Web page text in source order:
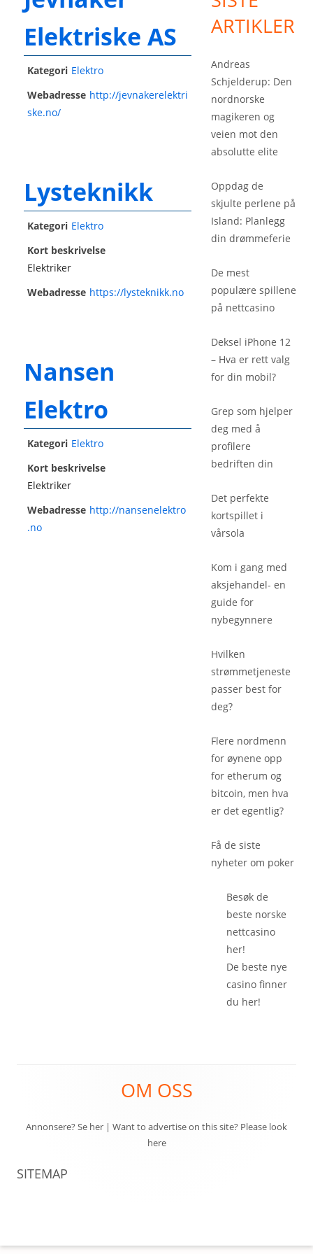
Elektriske AS
Kategori Elektro
Webadresse http://jevnakerelektri
ske.no/
Lysteknikk
Kategori Elektro
Kort beskrivelse
Elektriker
Webadresse https://lysteknikk.no
Nansen
Elektro
Kategori Elektro
Kort beskrivelse
Elektriker
Webadresse http://nansenelektro
.no
ARTIKLER
Andreas
Schjelderup: Den
nordnorske
magikeren og
veien mot den
absolutte elite
Oppdag de
skjulte perlene på
Island: Planlegg
din drømmeferie
De mest
populære spillene
på nettcasino
Deksel iPhone 12
– Hva er rett valg
for din mobil?
Grep som hjelper
deg med å
profilere
bedriften din
Det perfekte
kortspillet i
vårsola
Kom i gang med
aksjehandel- en
guide for
nybegynnere
Hvilken
strømmetjeneste
passer best for
deg?
Flere nordmenn
for øynene opp
for etherum og
bitcoin, men hva
er det egentlig?
Få de siste
nyheter om poker
Besøk de
beste norske
nettcasino
her!
De beste nye
casino finner
du her!
OM OSS
Annonsere? Se her | Want to advertise on this site? Please look
here
SITEMAP